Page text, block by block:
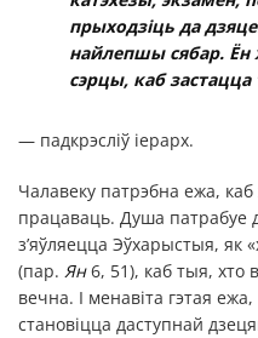
прыходзіць да
найлепшы сябар. Ён
сэрцы, каб
— падкрэсліў іерарх.
Чалавеку патрэбна ежа,
працаваць. Душа патрабуе
з’яўляецца Эўхарыстыя, як
(пар. Ян6, 51), каб тыя, хто
вечна. І менавіта гэтая
становіцца даступнай